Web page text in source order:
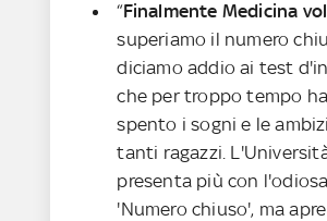
“Finalmente Medicina
superiamo il numero
diciamo addio ai test
che per troppo tempo
spento i sogni e le
tanti ragazzi.
presenta più con
'Numero chiuso', ma